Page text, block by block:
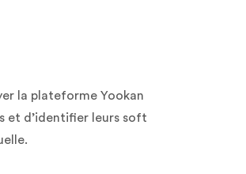
la plateforme Yookan
et d’identifier leurs soft